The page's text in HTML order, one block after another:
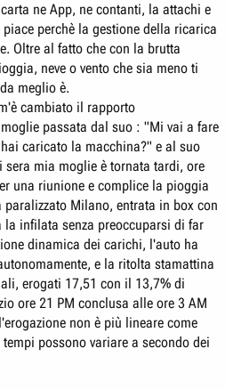
ne App, ne contanti, la attachi e
perchè la gestione della ricarica
Oltre al fatto che con la brutta
neve o vento che sia meno ti
meglio è.
cambiato il rapporto
passata dal suo : "Mi vai a fare
caricato la macchina?" e al suo
sera mia moglie è tornata tardi, ore
una riunione e complice la pioggia
paralizzato Milano, entrata in box con
infilata senza preoccuparsi di far
dinamica dei carichi, l'auto ha
e la ritolta stamattina
erogati 17,51 con il 13,7% di
ore 21 PM conclusa alle ore 3 AM
non è più lineare come
possono variare a secondo dei